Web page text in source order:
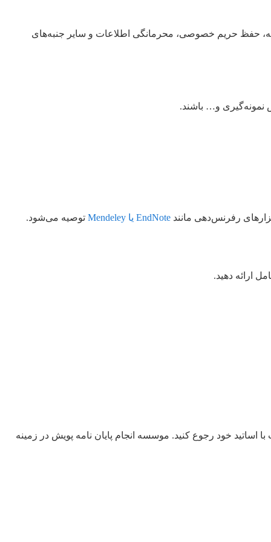
حفظ حریم خصوصی، محرمانگی اطلاعات و سایر جنبه‌های
و… باشند.
EndNote یا Mendeley توصیه می‌شود.
ارائه دهید.
خود رجوع کنید. موسسه انجام پایان نامه پویش در زمینه